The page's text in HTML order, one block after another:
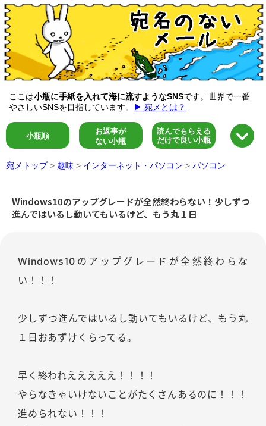
ここは小瓶に手紙を入れて海に流すようなSNSです。世界で一番
やさしいSNSを目指しています。
▶ 宛メとは？
小瓶順
お返事が
ない小瓶
読んでもらえる
だけで良い小瓶
宛メトップ > 趣味 > インターネット・パソコン > パソコン
Windows10のアップグレードが全然終わらない！少しずつ
進んではいるし動いてもいるけど、もう丸１日
Windows10のアップグレードが全然終わらな
い！！！
少しずつ進んではいるし動いてもいるけど、もう丸
１日おあずけくらってる。
早く終われえええええ！！！！
やらなきゃいけないことがたくさんあるのに！！！
進められない！！！